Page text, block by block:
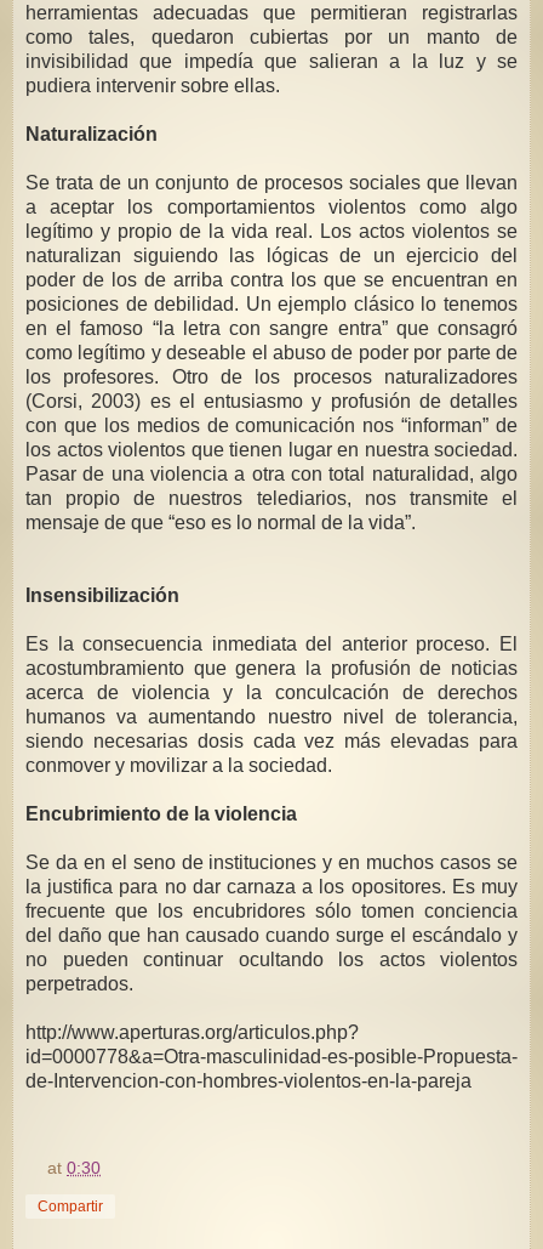
herramientas adecuadas que permitieran registrarlas
como tales, quedaron cubiertas por un manto de
invisibilidad que impedía que salieran a la luz y se
pudiera intervenir sobre ellas.
Naturalización
Se trata de un conjunto de procesos sociales que llevan
a aceptar los comportamientos violentos como algo
legítimo y propio de la vida real. Los actos violentos se
naturalizan siguiendo las lógicas de un ejercicio del
poder de los de arriba contra los que se encuentran en
posiciones de debilidad. Un ejemplo clásico lo tenemos
en el famoso “la letra con sangre entra” que consagró
como legítimo y deseable el abuso de poder por parte de
los profesores. Otro de los procesos naturalizadores
(Corsi, 2003) es el entusiasmo y profusión de detalles
con que los medios de comunicación nos “informan” de
los actos violentos que tienen lugar en nuestra sociedad.
Pasar de una violencia a otra con total naturalidad, algo
tan propio de nuestros telediarios, nos transmite el
mensaje de que “eso es lo normal de la vida”.
Insensibilización
Es la consecuencia inmediata del anterior proceso. El
acostumbramiento que genera la profusión de noticias
acerca de violencia y la conculcación de derechos
humanos va aumentando nuestro nivel de tolerancia,
siendo necesarias dosis cada vez más elevadas para
conmover y movilizar a la sociedad.
Encubrimiento de la violencia
Se da en el seno de instituciones y en muchos casos se
la justifica para no dar carnaza a los opositores. Es muy
frecuente que los encubridores sólo tomen conciencia
del daño que han causado cuando surge el escándalo y
no pueden continuar ocultando los actos violentos
perpetrados.
http://www.aperturas.org/articulos.php?
id=0000778&a=Otra-masculinidad-es-posible-Propuesta-
de-Intervencion-con-hombres-violentos-en-la-pareja
at0:30
Compartir